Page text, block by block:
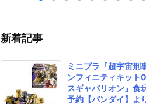
ード』食玩フ
【バンダイ】
より2026年8
月3日発売♪
r.）』可動フ
ィギュア予約
【バンダイ】
より2026年1
新着記事
ミニプラ『超宇宙刑
ンフィニティキット
スギャバリオン』食
予約【バンダイ】よ